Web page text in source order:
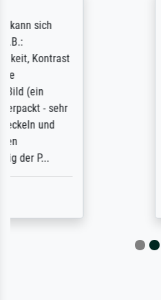
So, I ordered a large
Annunciation by Fra
large and popular
site advertising
quality for a large
refunded me when I
blurry print vs. a
representation. They